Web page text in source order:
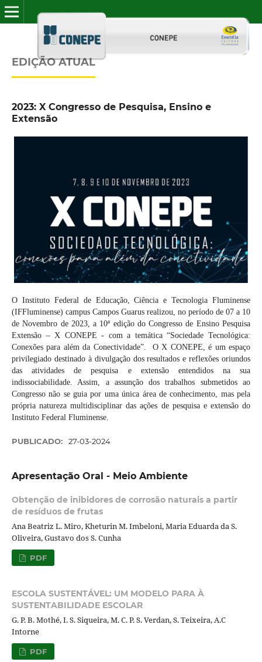
EDIÇÃO ATUAL
2023: X Congresso de Pesquisa, Ensino e
Extensão
O Instituto Federal de Educação, Ciência e Tecnologia Fluminense
(IFFluminense) campus Campos Guarus realizou, no período de 07 a 10
de Novembro de 2023, a 10ª edição do Congresso de Ensino Pesquisa
Extensão – X CONEPE - com a temática “Sociedade Tecnológica:
Conexões para além da Conectividade”. O X CONEPE, é um espaço
privilegiado destinado à divulgação dos resultados e reflexões oriundos
das atividades de pesquisa e extensão entendidos na sua
indissociabilidade. Assim, a assunção dos trabalhos submetidos ao
Congresso não se guia por uma única área de conhecimento, mas pela
própria natureza multidisciplinar das ações de pesquisa e extensão do
Instituto Federal Fluminense.
PUBLICADO: 27-03-2024
Apresentação Oral - Meio Ambiente
Obtenção de inibidores de corrosão naturais a partir
de resíduos de frutas
Ana Beatriz L. Miro, Kheturin M. Imbeloni, Maria Eduarda da S.
Oliveira, Gustavo dos S. Cunha
PDF
ESCOLA SUSTENTÁVEL: UM MODELO PARA À
SUSTENTABILIDADE ESCOLAR
G. P. B. Mothé, I. S. Siqueira, M. C. P. S. Verdan, S. Teixeira, A.C
Intorne
PDF